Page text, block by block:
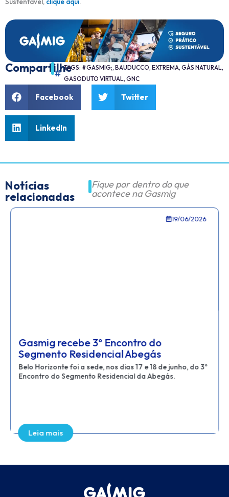
CompartilheTAGS: #GASMIG;, BAUDUCCO, EXTREMA, GÁS NATURAL,
GASODUTO VIRTUAL, GNC
Facebook Twitter
LinkedIn
Notícias
relacionadas
Fique por dentro do que
acontece na Gasmig
19/06/2026
Gasmig recebe 3º Encontro do
Segmento Residencial Abegás
Belo Horizonte foi a sede, nos dias 17 e 18 de junho, do 3º
Encontro do Segmento Residencial da Abegás.
Leia mais